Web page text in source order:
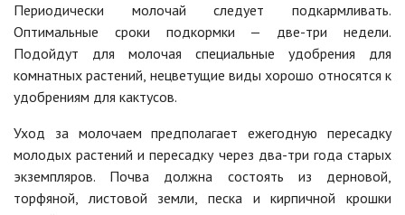
Периодически молочай следует подкармливать.
Оптимальные сроки подкормки — две-три недели.
Подойдут для молочая специальные удобрения для
комнатных растений, нецветущие виды хорошо относятся к
удобрениям для кактусов.
Уход за молочаем предполагает ежегодную пересадку
молодых растений и пересадку через два-три года старых
экземпляров. Почва должна состоять из дерновой,
торфяной, листовой земли, песка и кирпичной крошки